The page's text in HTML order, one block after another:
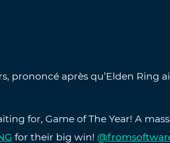
prononcé après qu’Elden Ring
for, Game of The Year! A
for their big win!